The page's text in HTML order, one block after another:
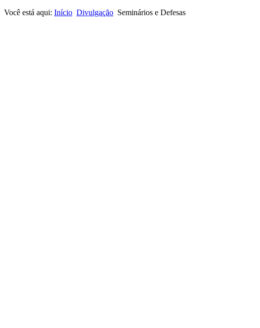
Você está aqui: Início Divulgação Seminários e Defesas